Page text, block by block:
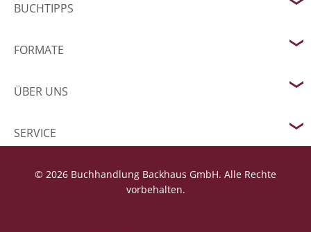
BUCHTIPPS
FORMATE
ÜBER UNS
SERVICE
© 2026 Buchhandlung Backhaus GmbH. Alle Rechte
vorbehalten.